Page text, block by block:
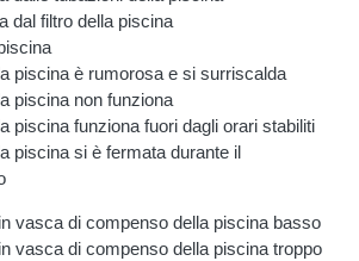
dal filtro della piscina
piscina è rumorosa e si surriscalda
piscina non funziona
piscina funziona fuori dagli orari stabiliti
piscina si è fermata durante il
vasca di compenso della piscina basso
vasca di compenso della piscina troppo